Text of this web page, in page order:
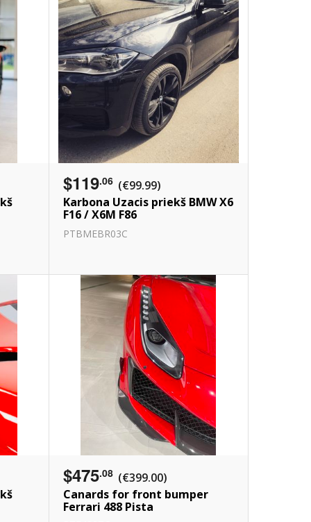
$119.06 (€99.99)
Karbona Uzacis priekš BMW X6
F16 / X6M F86
PTBMEBR03C
$475.08 (€399.00)
Canards for front bumper
Ferrari 488 Pista